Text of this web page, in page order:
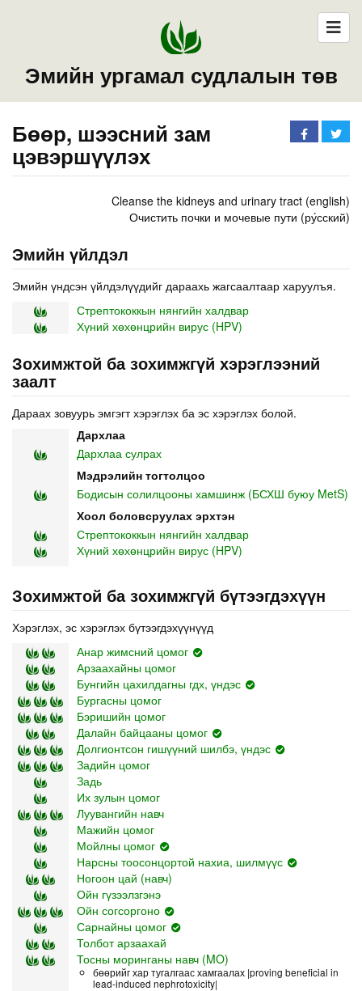
Эмийн ургамал судлалын төв
Бөөр, шээсний зам
цэвэршүүлэх
Cleanse the kidneys and urinary tract (english)
Очистить почки и мочевые пути (ру́сский)
Эмийн үйлдэл
Эмийн үндсэн үйлдэлүүдийг дараахь жагсаалтаар харуулъя.
Стрептококкын нянгийн халдвар
Хүний хөхөнцрийн вирус (HPV)
Зохимжтой ба зохимжгүй хэрэглээний
заалт
Дараах зовуурь эмгэгт хэрэглэх ба эс хэрэглэх болой.
Дархлаа
Дархлаа сулрах
Мэдрэлийн тогтолцоо
Бодисын солилцооны хамшинж (БСХШ буюу MetS)
Хоол боловсруулах эрхтэн
Стрептококкын нянгийн халдвар
Хүний хөхөнцрийн вирус (HPV)
Зохимжтой ба зохимжгүй бүтээгдэхүүн
Хэрэглэх, эс хэрэглэх бүтээгдэхүүнүүд
Анар жимсний цомог
Арзаахайны цомог
Бунгийн цахилдагны гдх, үндэс
Бургасны цомог
Бэришийн цомог
Далайн байцааны цомог
Долгионтсон гишүүний шилбэ, үндэс
Задийн цомог
Задь
Их зулын цомог
Луувангийн навч
Мажийн цомог
Мойлны цомог
Нарсны тоосонцортой нахиа, шилмүүс
Ногоон цай (навч)
Ойн гүзээлзгэнэ
Ойн согсоргоно
Сарнайны цомог
Толбот арзаахай
Тосны моринганы навч (MO)
бөөрийг хар тугалгаас хамгаалах |proving beneficial in
lead-induced nephrotoxicity|